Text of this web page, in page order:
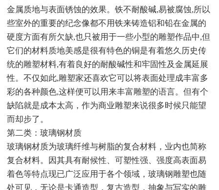
金属质地与表面锈蚀的效果。铁不耐酸碱,易被腐蚀,所以
些室外的重要的纪念像都不用铁来铸造铝和铅在金属的
硬度方面有所欠缺,也只被用于一些小型的雕塑作品中,但
它们的材料质地美感是很有特色的铜是有着悠久历史传
统的雕塑材料,有着良好的耐酸碱性和牢固性及金属延展
性。不仅如此,雕塑家还喜欢它可以将表面处理成丰富多
彩的各种颜色,这样便可以用来丰富雕塑的语言。但有个
缺陷就是成本太高，作为商业雕塑来说很多时候只能望
而却步了。
第二类：玻璃钢材质
玻璃钢材质为玻璃纤维与树脂的复合材料，业内也简称
复合材料。因其具有耐候性、可塑性强、强度高表面易
着色等特点现已广泛应用于各个领域，玻璃钢雕塑也随
处可见，无论是卡通造型，复古造型，抽象与写实的雕